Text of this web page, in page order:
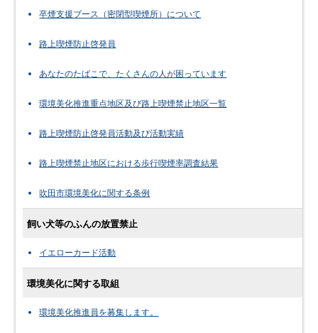
卒煙支援ブース（密閉型喫煙所）について
路上喫煙防止啓発員
あなたのたばこで、たくさんの人が困っています
環境美化推進重点地区及び路上喫煙禁止地区一覧
路上喫煙防止啓発員活動及び活動実績
路上喫煙禁止地区における歩行喫煙率調査結果
吹田市環境美化に関する条例
飼い犬等のふんの放置禁止
イエローカード活動
環境美化に関する取組
環境美化推進員を募集します。